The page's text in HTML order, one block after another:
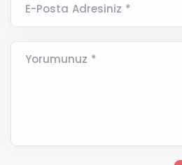
E-Posta Adresiniz *
Yorumunuz *